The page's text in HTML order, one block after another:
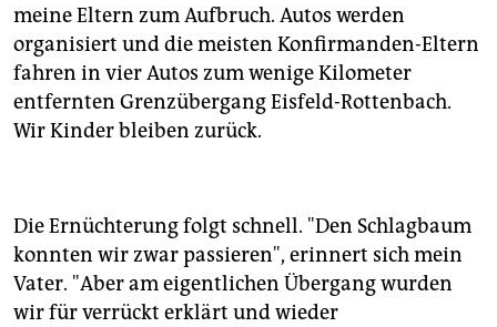
meine Eltern zum Aufbruch. Autos werden
organisiert und die meisten Konfirmanden-Eltern
fahren in vier Autos zum wenige Kilometer
entfernten Grenzübergang Eisfeld-Rottenbach.
Wir Kinder bleiben zurück.
Die Ernüchterung folgt schnell. "Den Schlagbaum
konnten wir zwar passieren", erinnert sich mein
Vater. "Aber am eigentlichen Übergang wurden
wir für verrückt erklärt und wieder